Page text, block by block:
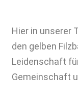
Hier in unserer
den gelben
Leidenschaft
Gemeinschaft